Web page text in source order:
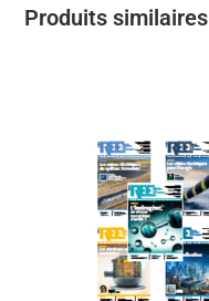
Produits similaires